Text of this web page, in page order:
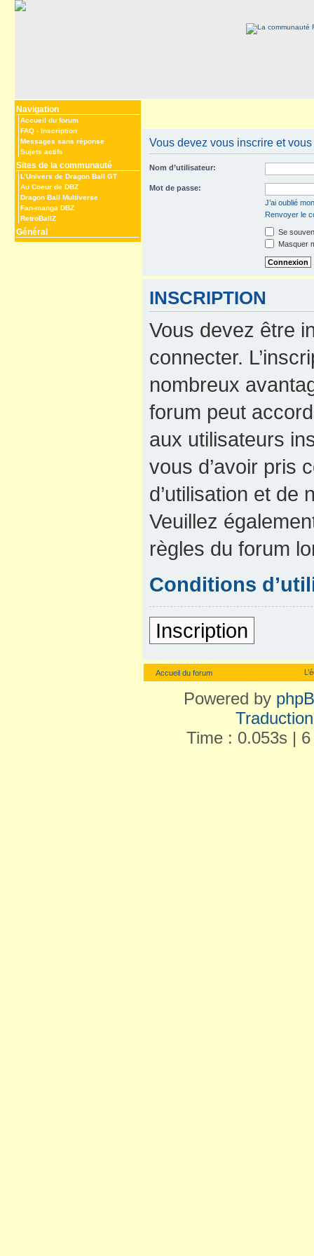
Navigation
Accueil du forum
FAQ - Inscription
Messages sans réponse
Sujets actifs
Sites de la communauté
L’Univers de Dragon Ball GT
Au Coeur de DBZ
Dragon Ball Multiverse
Fan-manga DBZ
RetroBallZ
Général
Vous devez vous inscrire et
Nom d’utilisateur:
Mot de passe:
J’ai oublié
Renvoyer le
Se
Masquer
INSCRIPTION
Vous devez être
connecter.
nombreux
forum peut
aux utilisateurs
vous d’avoir pris
d’utilisation et de
Veuillez
règles du forum
Conditions
Inscription
Accueil du forum
Powered by
Time : 0.053s |